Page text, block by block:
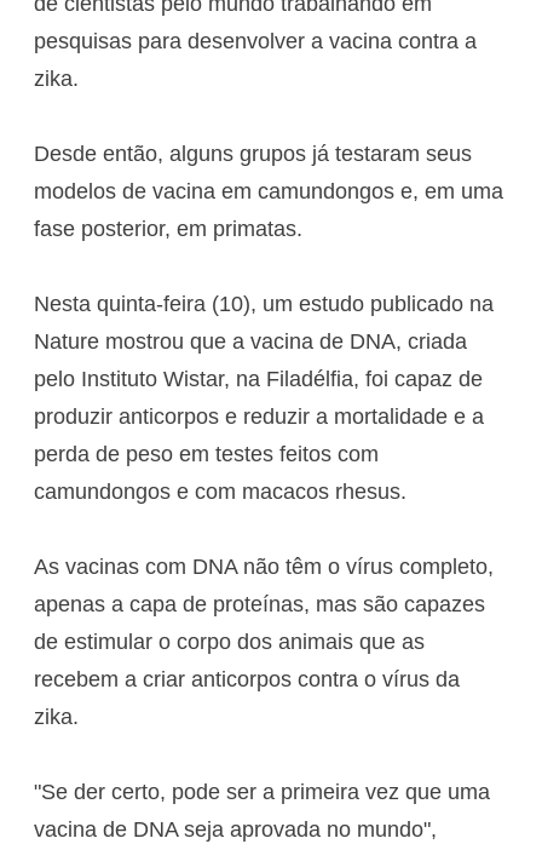
pesquisas para desenvolver a vacina contra a
zika.
Desde então, alguns grupos já testaram seus
modelos de vacina em camundongos e, em uma
fase posterior, em primatas.
Nesta quinta-feira (10), um estudo publicado na
Nature mostrou que a vacina de DNA, criada
pelo Instituto Wistar, na Filadélfia, foi capaz de
produzir anticorpos e reduzir a mortalidade e a
perda de peso em testes feitos com
camundongos e com macacos rhesus.
As vacinas com DNA não têm o vírus completo,
apenas a capa de proteínas, mas são capazes
de estimular o corpo dos animais que as
recebem a criar anticorpos contra o vírus da
zika.
"Se der certo, pode ser a primeira vez que uma
vacina de DNA seja aprovada no mundo",